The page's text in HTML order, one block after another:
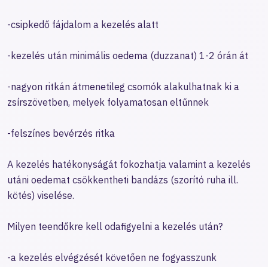
-csipkedő fájdalom a kezelés alatt
-kezelés után minimális oedema (duzzanat) 1-2 órán át
-nagyon ritkán átmenetileg csomók alakulhatnak ki a
zsírszövetben, melyek folyamatosan eltűnnek
-felszínes bevérzés ritka
A kezelés hatékonyságát fokozhatja valamint a kezelés
utáni oedemat csökkentheti bandázs (szorító ruha ill.
kötés) viselése.
Milyen teendőkre kell odafigyelni a kezelés után?
-a kezelés elvégzését követően ne fogyasszunk